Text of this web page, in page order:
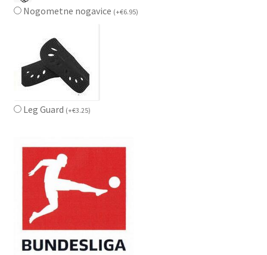
Nogometne nogavice (+€6.95)
Leg Guard (+€3.25)